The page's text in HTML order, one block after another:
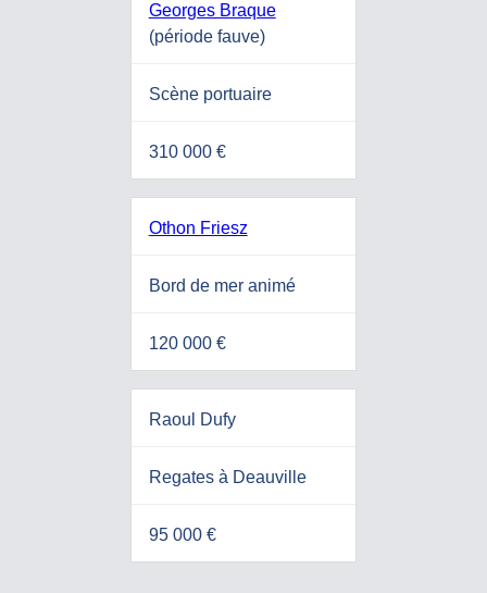
Georges Braque
(période fauve)
Scène portuaire
310 000 €
Othon Friesz
Bord de mer animé
120 000 €
Raoul Dufy
Regates à Deauville
95 000 €